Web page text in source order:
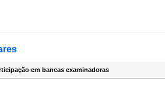
em bancas examinadoras